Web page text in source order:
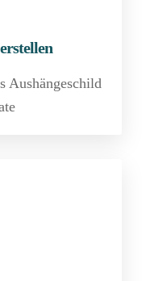
Aus­hänge­schild